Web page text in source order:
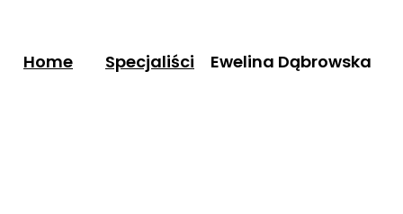
Home Specjaliści Ewelina Dąbrowska